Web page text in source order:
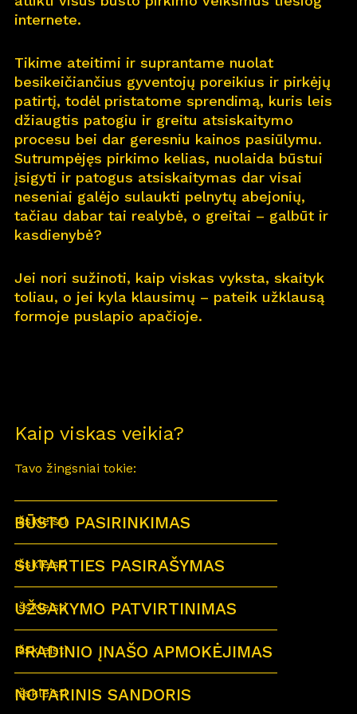
Apiemus
Karjera 11
Naujienos
Nauj ų namų kortelė
Kontaktai
internete.
Tikime ateitimi ir suprantame nuolat
besikeičiančius gyventojų poreikius ir pirkėjų
patirtį, todėl pristatome sprendimą, kuris leis
džiaugtis patogiu ir greitu atsiskaitymo
procesu bei dar geresniu kainos pasiūlymu.
Sutrumpėjęs pirkimo kelias, nuolaida būstui
įsigyti ir patogus atsiskaitymas dar visai
neseniai galėjo sulaukti pelnytų abejonių,
tačiau dabar tai realybė, o greitai – galbūt ir
kasdienybė?
Jei nori sužinoti, kaip viskas vyksta, skaityk
toliau, o jei kyla klausimų – pateik užklausą
formoje puslapio apačioje.
Kaip viskas veikia?
Tavo žingsniai tokie:
Išskleisti
BŪSTO PASIRINKIMAS
Išskleisti
SUTARTIES PASIRAŠYMAS
Išskleisti
UŽSAKYMO PATVIRTINIMAS
Išskleisti
PRADINIO ĮNAŠO APMOKĖJIMAS
Išskleisti
NOTARINIS SANDORIS